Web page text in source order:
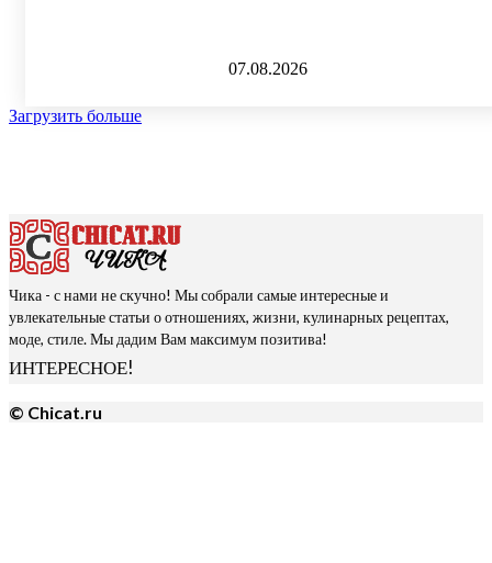
07.08.2026
Загрузить больше
Чика - с нами не скучно! Мы собрали самые интересные и
увлекательные статьи о отношениях, жизни, кулинарных рецептах,
моде, стиле. Мы дадим Вам максимум позитива!
ИНТЕРЕСНОЕ!
© Chicat.ru